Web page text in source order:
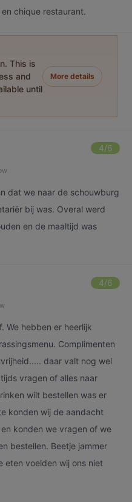
chique restaurant.
This is
and
until
More details
4/6
dat we naar de schouwburg
bij was. Overal werd
en de maaltijd was
4/6
We hebben er heerlijk
Complimenten
daar valt nog wel
vragen of alles naar
wilt bestellen was er
konden wij de aandacht
konden we vragen of we
bestellen. Beetje jammer
eten voelden wij ons niet